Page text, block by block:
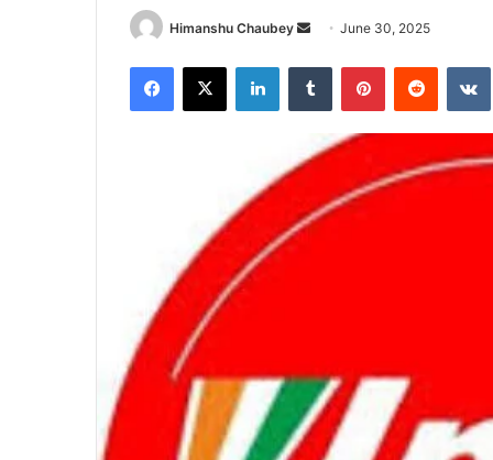
Himanshu Chaubey June 30, 2025